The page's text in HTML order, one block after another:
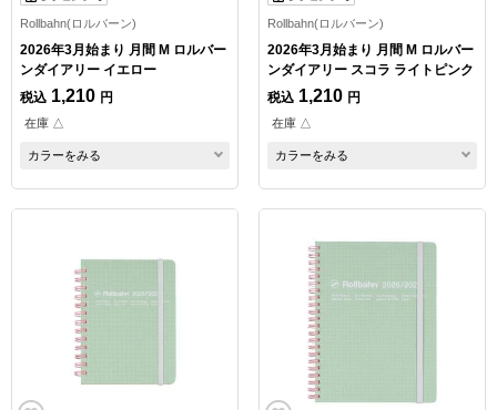
Rollbahn(ロルバーン)
2026年3月始まり 月間 M ロルバー
ンダイアリー イエロー
税込 1,210 円
在庫 △
カラーをみる
Rollbahn(ロルバーン)
2026年3月始まり 月間 M ロルバー
ンダイアリー スコラ ライトピンク
税込 1,210 円
在庫 △
カラーをみる